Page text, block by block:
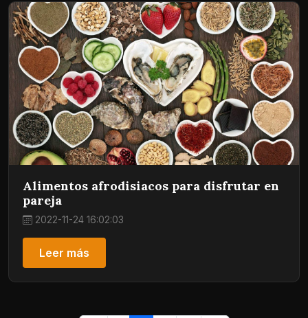
Alimentos afrodisiacos para disfrutar en
pareja
2022-11-24 16:02:03
Leer más